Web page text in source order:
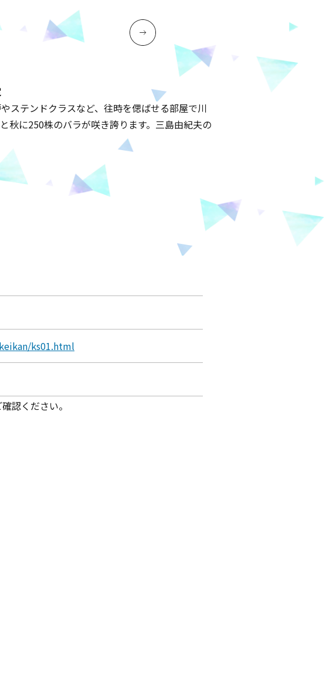
ステンドクラスなど、往時を偲ばせる部屋で川
秋に250株のバラが咲き誇ります。三島由紀夫の
ks01.html
認ください。